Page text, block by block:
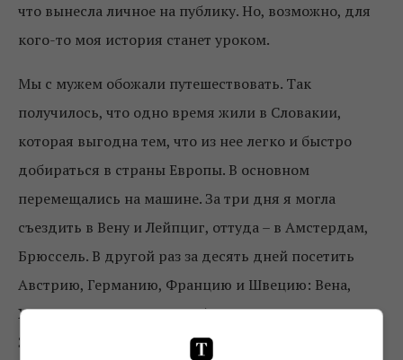
что вынесла личное на публику. Но, возможно, для
кого-то моя история станет уроком.
Мы с мужем обожали путешествовать. Так
получилось, что одно время жили в Словакии,
которая выгодна тем, что из нее легко и быстро
добираться в страны Европы. В основном
перемещались на машине. За три дня я могла
съездить в Вену и Лейпциг, оттуда – в Амстердам,
Брюссель. В другой раз за десять дней посетить
Австрию, Германию, Францию и Швецию: Вена,
Халльштатт, Зельден, Инсбрук, озеро Кенигсзе,
Зальцбург, Лихтенштейн, Шамони, Ивуар, Женева и